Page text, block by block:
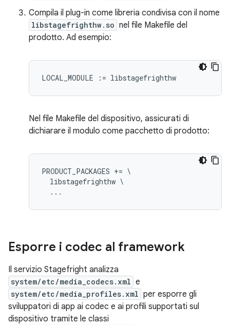
Compila il plug-in come libreria condivisa con il nome
libstagefrighthw.so nel file Makefile del
prodotto. Ad esempio:
Nel file Makefile del dispositivo, assicurati di
dichiarare il modulo come pacchetto di prodotto:
PRODUCT_PACKAGES += \
  libstagefrighthw \
Esporre i codec al framework
Il servizio Stagefright analizza
system/etc/media_codecs.xml e
system/etc/media_profiles.xml per esporre gli
sviluppatori di app ai codec e ai profili supportati sul
dispositivo tramite le classi